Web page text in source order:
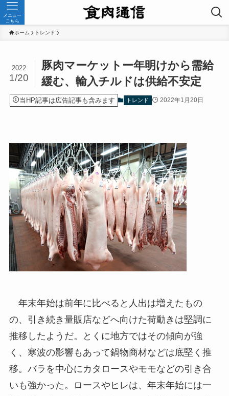
メニュー
こちら
ホーム トレンド
豚肉マーケットー年明けから需給
緩む、輸入チルドは供給不安定
2022
1/20
当HP記事は広告記事も含みます トレンド 2022年1月20日
年末年始は前年に比べると人出は増えたもの
の、引き続き量販店などへ向けた荷動きは堅調に
推移したようだ。とくに地方ではその傾向が強
く、寒波の影響もあって鍋物商材などは底堅く推
移。バラを中心にカタロースやモモなどの引き合
いも強かった。ロースやヒレは、年末年始には一